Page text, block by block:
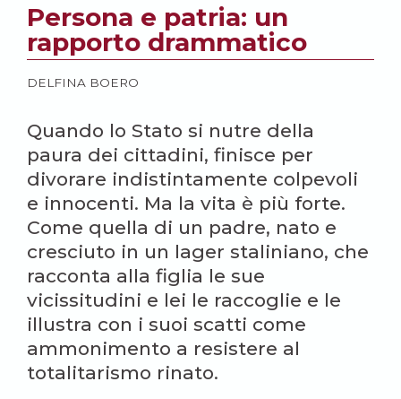
Persona e patria: un
rapporto drammatico
DELFINA BOERO
Quando lo Stato si nutre della
paura dei cittadini, finisce per
divorare indistintamente colpevoli
e innocenti. Ma la vita è più forte.
Come quella di un padre, nato e
cresciuto in un lager staliniano, che
racconta alla figlia le sue
vicissitudini e lei le raccoglie e le
illustra con i suoi scatti come
ammonimento a resistere al
totalitarismo rinato.